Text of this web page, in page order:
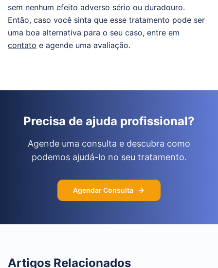
sem nenhum efeito adverso sério ou duradouro.
Então, caso você sinta que esse tratamento pode ser
uma boa alternativa para o seu caso, entre em
contato e agende uma avaliação.
Precisa de ajuda profissional?
Agende uma consulta e descubra como
podemos ajudá-lo no seu tratamento.
Agendar Consulta
Artigos Relacionados